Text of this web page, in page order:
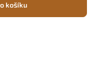
košíku